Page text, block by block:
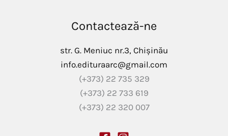
Contactează-ne
str. G. Meniuc nr.3, Chișinău
info.edituraarc@gmail.com
(+373) 22 735 329
(+373) 22 733 619
(+373) 22 320 007